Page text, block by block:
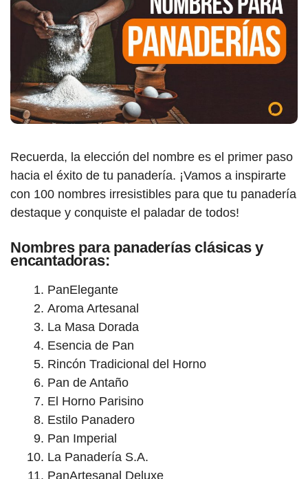
Recuerda, la elección del nombre es el primer paso
hacia el éxito de tu panadería. ¡Vamos a inspirarte
con 100 nombres irresistibles para que tu panadería
destaque y conquiste el paladar de todos!
Nombres para panaderías clásicas y
encantadoras:
PanElegante
Aroma Artesanal
La Masa Dorada
Esencia de Pan
Rincón Tradicional del Horno
Pan de Antaño
El Horno Parisino
Estilo Panadero
Pan Imperial
La Panadería S.A.
PanArtesanal Deluxe